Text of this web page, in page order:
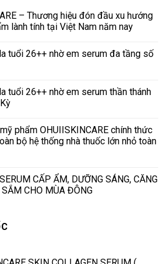
– Thương hiệu đón đầu xu hướng
lành tính tại Việt Nam năm nay
tuổi 26++ nhờ em serum đa tầng số
tuổi 26++ nhờ em serum thần thánh
phẩm OHUIISKINCARE chính thức
bộ hệ thống nhà thuốc lớn nhỏ toàn
CẤP ẨM, DƯỠNG SÁNG, CĂNG
CHO MÙA ĐÔNG